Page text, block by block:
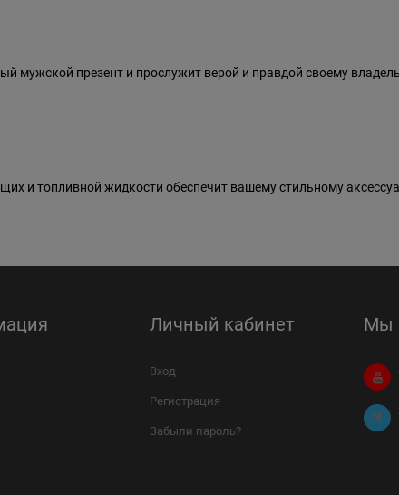
мужской презент и прослужит верой и правдой своему
и топливной жидкости обеспечит вашему стильному
Личный кабинет
Вход
Регистрация
Забыли пароль?
Мы